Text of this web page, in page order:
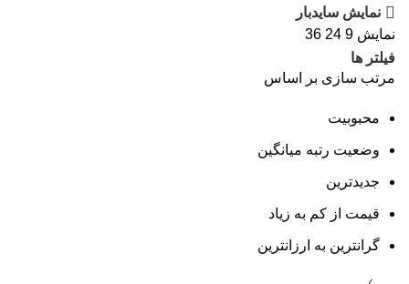
نمایش سایدبار
نمایش 9
24
36
فیلتر ها
مرتب سازی بر اساس
محبوبیت
وضعیت رتبه میانگین
جدیدترین
قیمت از کم به زیاد
گرانترین به ارزانترین